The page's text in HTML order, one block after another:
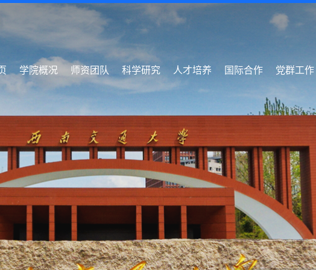
学院概况 师资团队 科学研究 人才培养 国际合作 党群工作